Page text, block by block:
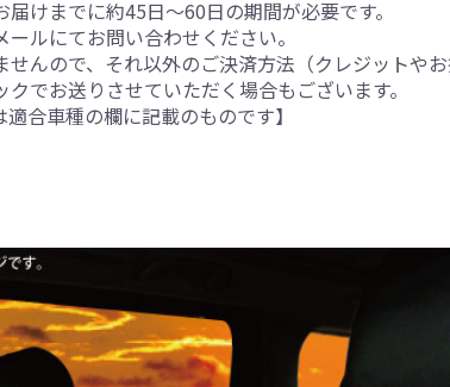
けまでに約45日～60日の期間が必要です。
ルにてお問い合わせください。
んので、それ以外のご決済方法（クレジットや
でお送りさせていただく場合もございます。
合車種の欄に記載のものです】